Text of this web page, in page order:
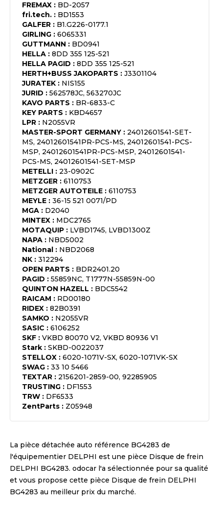
FREMAX : BD-2057
fri.tech. : BD1553
GALFER : B1.G226-0177.1
GIRLING : 6065331
GUTTMANN : BD0941
HELLA : 8DD 355 125-521
HELLA PAGID : 8DD 355 125-521
HERTH+BUSS JAKOPARTS : J3301104
JURATEK : NIS155
JURID : 562578JC, 563270JC
KAVO PARTS : BR-6833-C
KEY PARTS : KBD4657
LPR : N2055VR
MASTER-SPORT GERMANY : 24012601541-SET-
MS, 24012601541PR-PCS-MS, 24012601541-PCS-
MSP, 24012601541PR-PCS-MSP, 24012601541-
PCS-MS, 24012601541-SET-MSP
METELLI : 23-0902C
METZGER : 6110753
METZGER AUTOTEILE : 6110753
MEYLE : 36-15 521 0071/PD
MGA : D2040
MINTEX : MDC2765
MOTAQUIP : LVBD1745, LVBD1300Z
NAPA : NBD5002
National : NBD2068
NK : 312294
OPEN PARTS : BDR2401.20
PAGID : 55859NC, T1777N-55859N-00
QUINTON HAZELL : BDC5542
RAICAM : RD00180
RIDEX : 82B0391
SAMKO : N2055VR
SASIC : 6106252
SKF : VKBD 80070 V2, VKBD 80936 V1
Stark : SKBD-0022037
STELLOX : 6020-1071V-SX, 6020-1071VK-SX
SWAG : 33 10 5466
TEXTAR : 2156201-2859-00, 92285905
TRUSTING : DF1553
TRW : DF6533
ZentParts : Z05948
La pièce détachée auto référence BG4283 de
l'équipementier DELPHI est une pièce Disque de frein
DELPHI BG4283. odocar l'a sélectionnée pour sa qualité
et vous propose cette pièce Disque de frein DELPHI
BG4283 au meilleur prix du marché.